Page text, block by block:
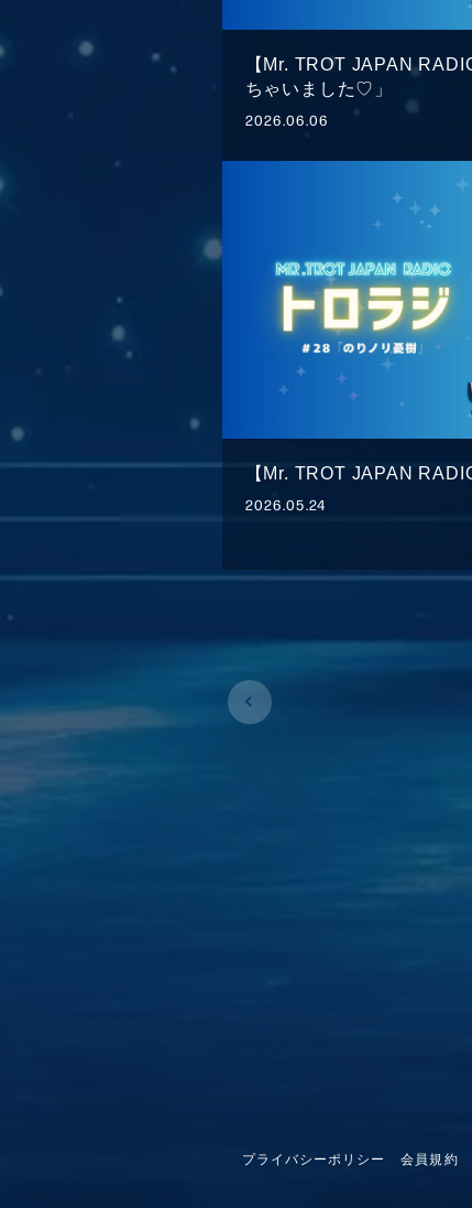
【Mr. TROT JAPAN
ちゃいました♡」
2026.06.06
【Mr. TROT JAPAN
2026.05.24
プライバシーポリシー 会員規約